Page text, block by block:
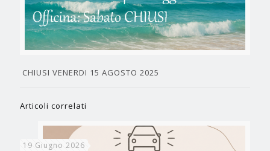
CHIUSI VENERDI 15 AGOSTO 2025
Articoli correlati
19 Giugno 2026